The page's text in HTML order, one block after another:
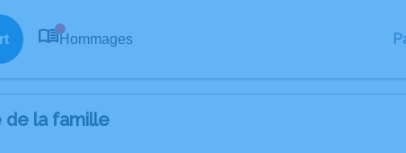
Hommages
de la famille